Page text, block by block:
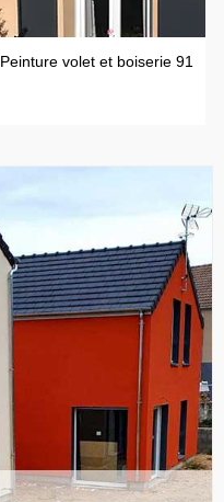
Peinture volet et boiserie 91